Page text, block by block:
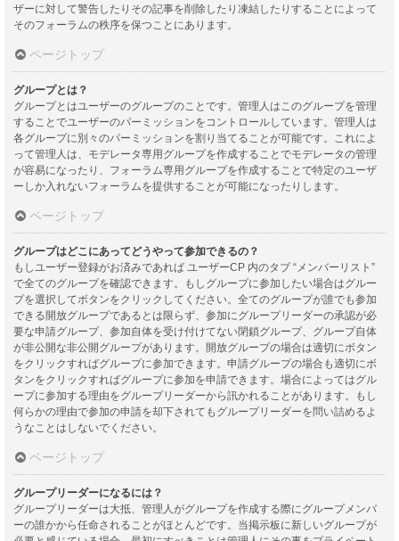
ザーに対して警告したりその記事を削除したり凍結したりすることによって
そのフォーラムの秩序を保つことにあります。
ページトップ
グループとは？
グループとはユーザーのグループのことです。管理人はこのグループを管理
することでユーザーのパーミッションをコントロールしています。管理人は
各グループに別々のパーミッションを割り当てることが可能です。これによ
って管理人は、モデレータ専用グループを作成することでモデレータの管理
が容易になったり、フォーラム専用グループを作成することで特定のユーザ
ーしか入れないフォーラムを提供することが可能になったりします。
ページトップ
グループはどこにあってどうやって参加できるの？
もしユーザー登録がお済みであれば ユーザーCP 内のタブ “メンバーリスト”
で全てのグループを確認できます。もしグループに参加したい場合はグルー
プを選択してボタンをクリックしてください。全てのグループが誰でも参加
できる開放グループであるとは限らず、参加にグループリーダーの承認が必
要な申請グループ、参加自体を受け付けてない閉鎖グループ、グループ自体
が非公開な非公開グループがあります。開放グループの場合は適切にボタン
をクリックすればグループに参加できます。申請グループの場合も適切にボ
タンをクリックすればグループに参加を申請できます。場合によってはグル
ープに参加する理由をグループリーダーから訊かれることがあります。もし
何らかの理由で参加の申請を却下されてもグループリーダーを問い詰めるよ
うなことはしないでください。
ページトップ
グループリーダーになるには？
グループリーダーは大抵、管理人がグループを作成する際にグループメンバ
ーの誰かから任命されることがほとんどです。当掲示板に新しいグループが